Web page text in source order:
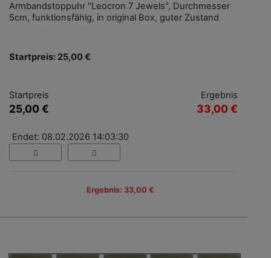
Armbandstoppuhr "Leocron 7 Jewels", Durchmesser
5cm, funktionsfähig, in original Box, guter Zustand
Startpreis: 25,00 €
Startpreis
25,00 €
Ergebnis
33,00 €
Endet: 08.02.2026 14:03:30
Ergebnis: 33,00 €